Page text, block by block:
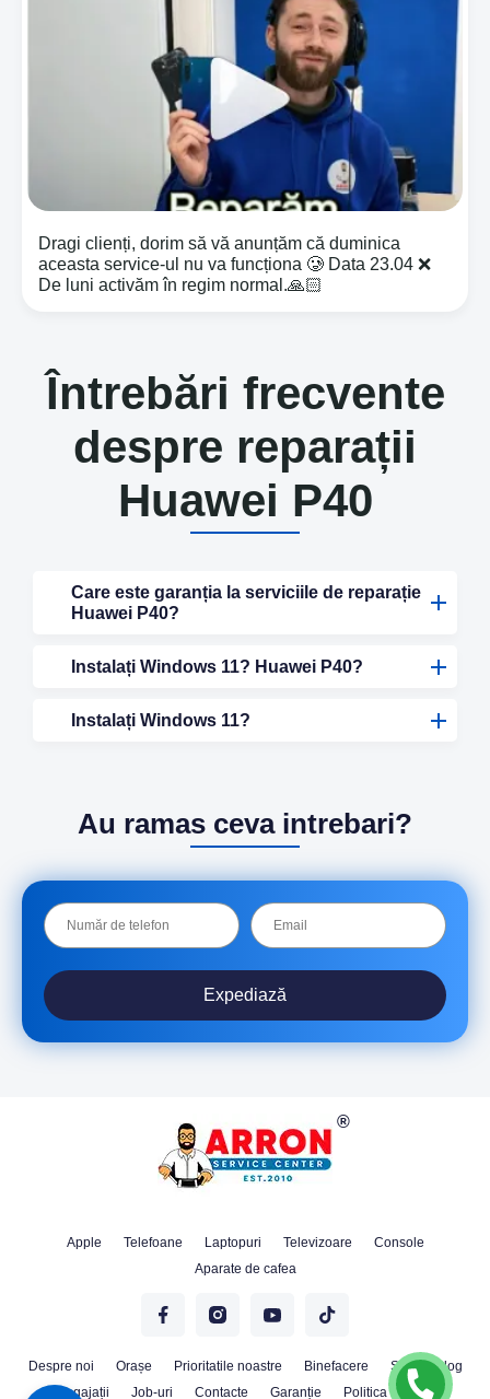
Dragi clienți, dorim să vă anunțăm că duminica
aceasta service-ul nu va funcționa 🥲 Data 23.04 ❌
De luni activăm în regim normal.🙏🏻
Întrebări frecvente
despre reparații
Huawei P40
Care este garanția la serviciile de reparație
Huawei P40?
Instalați Windows 11? Huawei P40?
Instalați Windows 11?
Au ramas ceva intrebari?
Expediază
Apple Telefoane Laptopuri Televizoare
Console
Aparate de cafea
Despre noi Orașe Prioritatile noastre Binefacere Stiri
Blog
Angajații
Job-uri Contacte Garanție Politica Cookie